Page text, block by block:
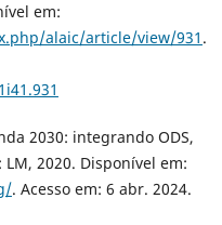
em:
alaic/article/view/931 .
2030: integrando ODS,
LM, 2020. Disponível em:
. Acesso em: 6 abr. 2024.